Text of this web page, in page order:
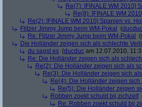
Re(7): [FINALE WM 2010]
Re(8): [FINALE WM
Re(2): [FINALE WM 2010] Spanien vs.
Flitzer Jimmy Jump beim WM-Pokal
(ducduc
Re: Flitzer Jimmy Jump beim WM-Pokal
(
Die Holländer zeigen sich als schlechte
du sagst es (ducduc am 12.07.2010,
Re: Die Holländer zeigen sich als
Re(2): Die Holländer zeigen sich als
Re(3): Die Holländer zeigen sich
Re(4): Die Holländer zeigen sich
Re(5): Die Holländer zeigen
Robben zoekt schuld bij zichzelf
Re: Robben zoekt schuld bij